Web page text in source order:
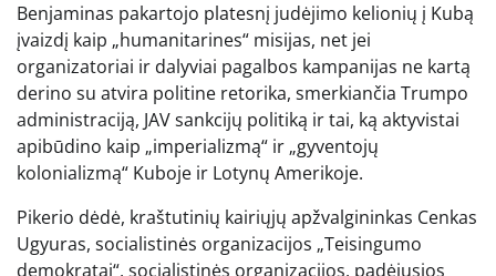
Benjaminas pakartojo platesnį judėjimo kelionių į Kubą
įvaizdį kaip „humanitarines“ misijas, net jei
organizatoriai ir dalyviai pagalbos kampanijas ne kartą
derino su atvira politine retorika, smerkiančia Trumpo
administraciją, JAV sankcijų politiką ir tai, ką aktyvistai
apibūdino kaip „imperializmą“ ir „gyventojų
kolonializmą“ Kuboje ir Lotynų Amerikoje.
Pikerio dėdė, kraštutinių kairiųjų apžvalgininkas Cenkas
Ugyuras, socialistinės organizacijos „Teisingumo
demokratai“, socialistinės organizacijos, padėjusios